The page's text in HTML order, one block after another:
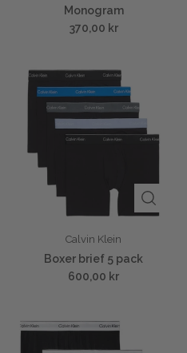
Monogram
370,00 kr
Calvin Klein
Boxer brief 5 pack
600,00 kr